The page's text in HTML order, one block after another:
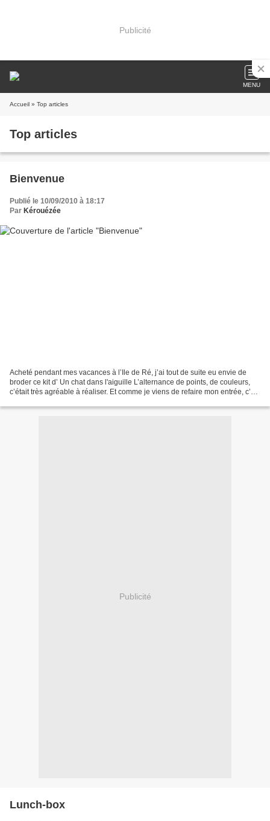
Publicité
MENU
Accueil » Top articles
Top articles
Bienvenue
Publié le 10/09/2010 à 18:17
Par Kérouézée
Acheté pendant mes vacances à l’Ile de Ré, j’ai tout de suite eu envie de
broder ce kit d’ Un chat dans l'aiguille L’alternance de points, de couleurs,
c’était très agréable à réaliser. Et comme je viens de refaire mon entrée, c’est
Publicité
Lunch-box